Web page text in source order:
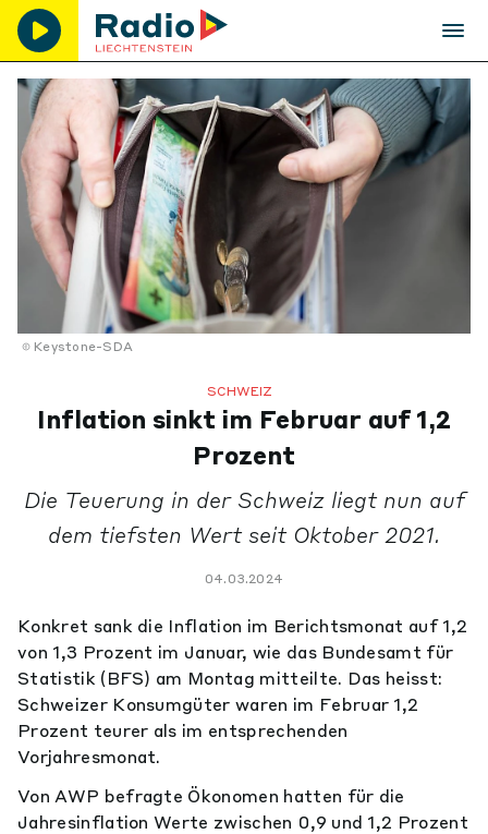
Keystone-SDA
SCHWEIZ
Inflation sinkt im Februar auf 1,2
Prozent
Die Teuerung in der Schweiz liegt nun auf
dem tiefsten Wert seit Oktober 2021.
04.03.2024
Konkret sank die Inflation im Berichtsmonat auf 1,2
von 1,3 Prozent im Januar, wie das Bundesamt für
Statistik (BFS) am Montag mitteilte. Das heisst:
Schweizer Konsumgüter waren im Februar 1,2
Prozent teurer als im entsprechenden
Vorjahresmonat.
Von AWP befragte Ökonomen hatten für die
Jahresinflation Werte zwischen 0,9 und 1,2 Prozent